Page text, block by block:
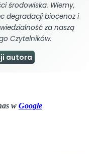
środowiska. Wiemy,
degradacji biocenoz i
za naszą
Czytelników.
autora
w Google